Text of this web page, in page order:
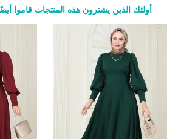
أولئك الذين يشترون هذه المنتجات قاموا